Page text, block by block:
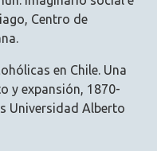
Centro de
en Chile. Una
y expansión, 1870-
Universidad Alberto